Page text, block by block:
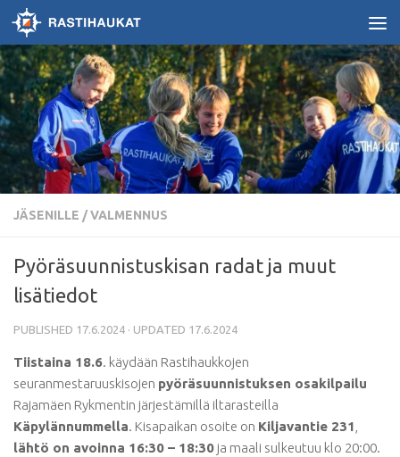
Skip to content
JÄSENILLE / VALMENNUS
Pyöräsuunnistuskisan radat ja muut
lisätiedot
PUBLISHED 17.6.2024 · UPDATED 17.6.2024
Tiistaina 18.6. käydään Rastihaukkojen
seuranmestaruuskisojen pyöräsuunnistuksen osakilpailu
Rajamäen Rykmentin järjestämillä iltarasteilla
Käpylännummella. Kisapaikan osoite on Kiljavantie 231
lähtö on avoinna 16:30 – 18:30 ja maali sulkeutuu klo 20:00.